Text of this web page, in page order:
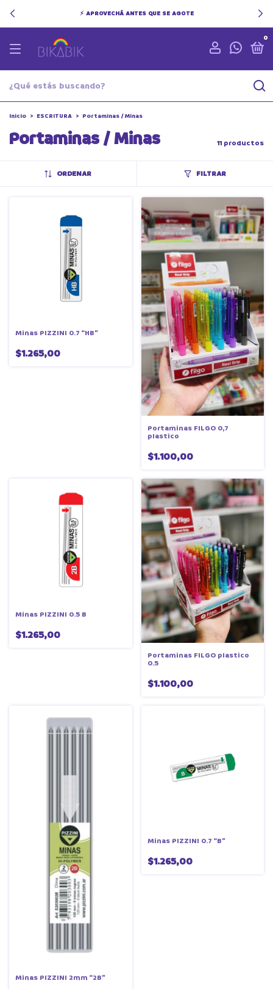
⚡ APROVECHÁ ANTES QUE SE AGOTE
0
Inicio > ESCRITURA > Portaminas / Minas
Portaminas / Minas 11 productos
ORDENAR FILTRAR
Minas PIZZINI 0.7 “HB”
$1.265,00
Portaminas FILGO 0,7
plastico
$1.100,00
Minas PIZZINI 0.5 B
$1.265,00
Portaminas FILGO plastico
0.5
$1.100,00
Minas PIZZINI 2mm “2B”
Minas PIZZINI 0.7 “B”
$1.265,00